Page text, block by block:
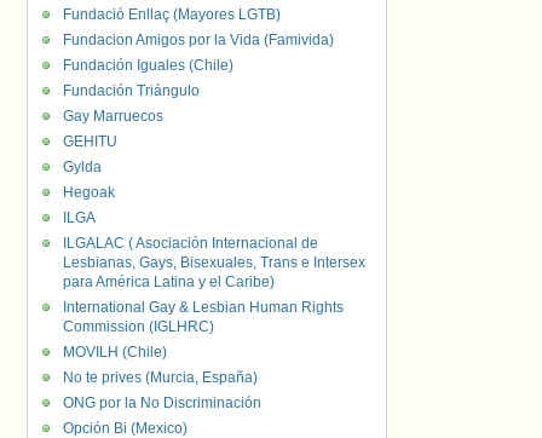
Fundació Enllaç (Mayores LGTB)
Fundacion Amigos por la Vida (Famivida)
Fundación Iguales (Chile)
Fundación Triángulo
Gay Marruecos
GEHITU
Gylda
Hegoak
ILGA
ILGALAC ( Asociación Internacional de
Lesbianas, Gays, Bisexuales, Trans e Intersex
para América Latina y el Caribe)
International Gay & Lesbian Human Rights
Commission (IGLHRC)
MOVILH (Chile)
No te prives (Murcia, España)
ONG por la No Discriminación
Opción Bi (Mexico)